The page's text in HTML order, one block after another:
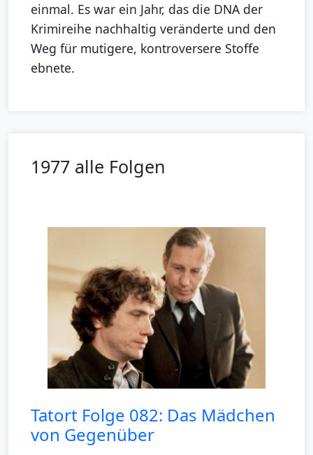
einmal. Es war ein Jahr, das die DNA der
Krimireihe nachhaltig veränderte und den
Weg für mutigere, kontroversere Stoffe
ebnete.
1977 alle Folgen
Tatort Folge 082: Das Mädchen
von Gegenüber